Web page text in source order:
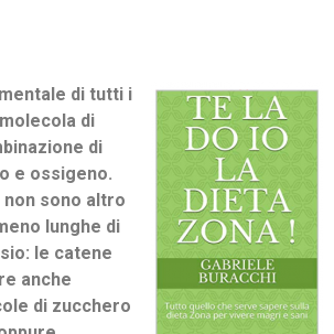
di tutti i
di
di
e ossigeno.
non sono altro
lunghe di
le catene
anche
di zucchero